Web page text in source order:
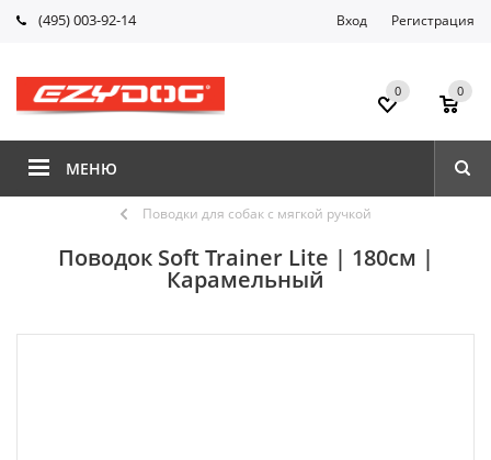
(495) 003-92-14 Вход Регистрация
МЕНЮ
0 0
Поводки для собак с мягкой ручкой
Поводок Soft Trainer Lite | 180см |
Карамельный